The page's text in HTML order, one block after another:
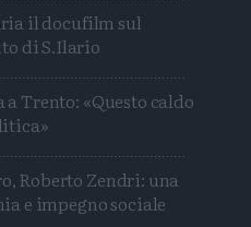
di S.Ilario
Trento: «Questo caldo
Roberto Zendri: una
e impegno sociale